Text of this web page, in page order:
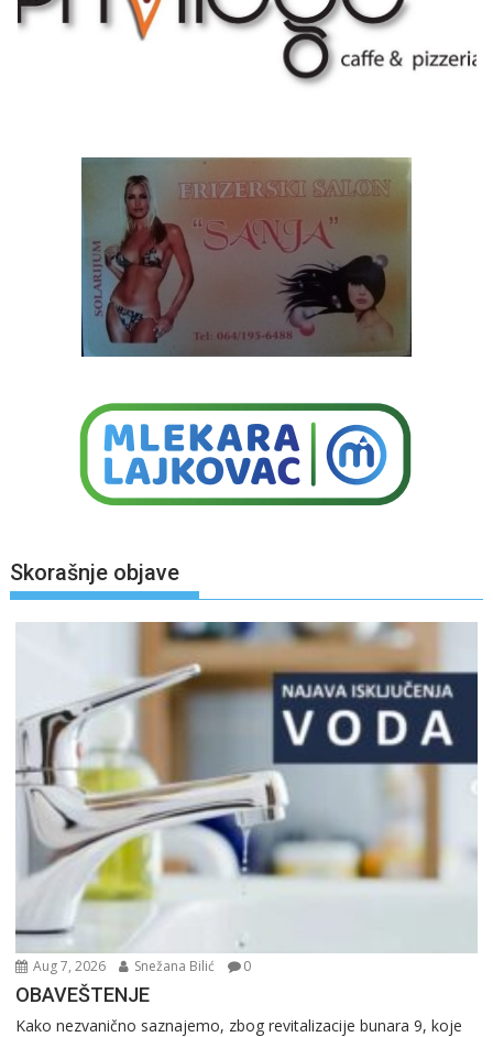
Skorašnje objave
Aug 7, 2026 Snežana Bilić 0
OBAVEŠTENJE
Kako nezvanično saznajemo, zbog revitalizacije bunara 9, koje